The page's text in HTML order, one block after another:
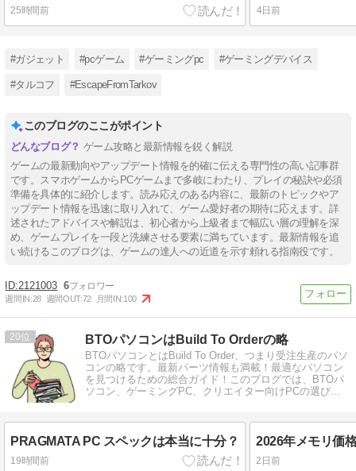
25時間前 4日前
#ガジェット #pcゲーム #ゲーミングpc #ゲーミングデバイス
#タルコフ #EscapeFromTarkov
このブログのここがポイント
ゲーム攻略と最新情報を鋭く解説
ゲームの最新動向やアップデート情報を的確に伝える専門性の高い記事群
です。スマホゲームからPCゲームまで多岐にわたり、プレイの秘訣や必須
準備を具体的に紹介します。読み応えのある内容に、最新のトピックやア
ップデート情報を迅速に取り入れて、ゲーム愛好者の期待に応えます。詳
述されたアドバイスや解説は、初心者から上級者まで幅広い層の理解を深
め、ゲームプレイを一段と洗練させる要素に満ちています。最新情報を追
い続けるこのブログは、ゲームの達人への近道を示す頼れる指南役です。
2121003 6
週間IN:28 週間OUT:72 月間IN:100
20 BTOパソコンはBuild To Orderの略
BTOパソコンとはBuild To Order、つまり受注生産のパソ
コンの略です。最新パーツ情報も満載！最適なパソコン
を見つけるための総合ガイド！このブログでは、BTOパ
ソコン、ゲーミングPC、クリエイター向けPCの選び方
PRAGMATA PC スペックは本当に十分？
19時間前 2日前